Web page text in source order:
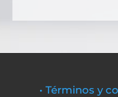
• Términos y